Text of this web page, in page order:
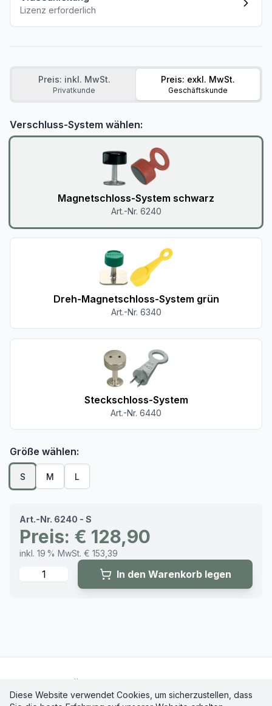
Lizenz erforderlich
Preis: inkl. MwSt.
Privatkunde
Preis: exkl. MwSt.
Geschäftskunde
Verschluss-System wählen:
Magnetschloss-System schwarz
Art.-Nr. 6240
Dreh-Magnetschloss-System grün
Art.-Nr. 6340
Steckschloss-System
Art.-Nr. 6440
Größe wählen:
S M L
Art.-Nr. 6240 - S
Preis: € 128,90
inkl. 19 % MwSt. € 153,39
Menge In den Warenkorb legen
BfArM-InfoAGBsDatenschutzerklärung
Diese Website verwendet Cookies, um sicherzustellen, dass